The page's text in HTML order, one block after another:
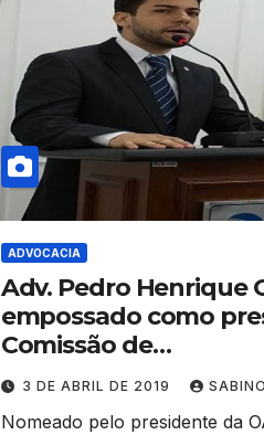
ADVOCACIA
Adv. Pedro Henrique
empossado como
Comissão de
Empreendedorismo e
Jurídico da OAB-CE
3 DE ABRIL DE 2019
Nomeado pelo presidente da